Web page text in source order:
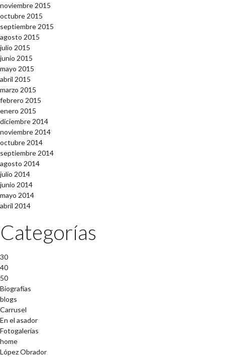
noviembre 2015
octubre 2015
septiembre 2015
agosto 2015
julio 2015
junio 2015
mayo 2015
abril 2015
marzo 2015
febrero 2015
enero 2015
diciembre 2014
noviembre 2014
octubre 2014
septiembre 2014
agosto 2014
julio 2014
junio 2014
mayo 2014
abril 2014
Categorías
30
40
50
Biografías
blogs
Carrusel
En el asador
Fotogalerías
home
López Obrador